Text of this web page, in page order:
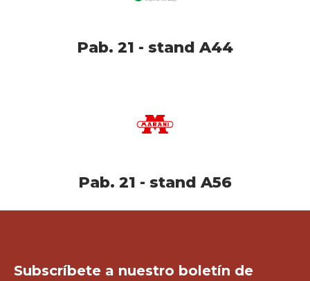
Pab. 21 - stand A44
Pab. 21 - stand A56
Subscríbete a nuestro boletín de